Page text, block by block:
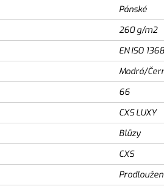
Pánské
260 g/m2
EN ISO
Modrá/
66
CXS LUXY
Blůzy
CXS